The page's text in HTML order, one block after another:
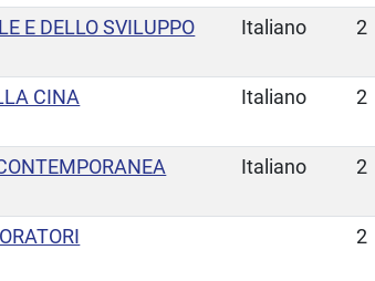
E DELLO SVILUPPO
Italiano 2
CINA
Italiano 2
Italiano 2
2